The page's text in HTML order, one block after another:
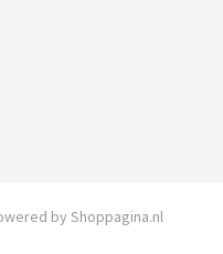
by Shoppagina.nl